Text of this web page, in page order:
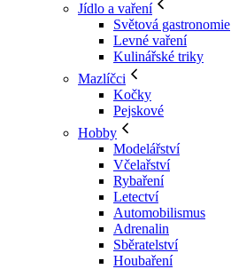
Jídlo a vaření
Světová gastronomie
Levné vaření
Kulinářské triky
Mazlíčci
Kočky
Pejskové
Hobby
Modelářství
Včelařství
Rybaření
Letectví
Automobilismus
Adrenalin
Sběratelství
Houbaření